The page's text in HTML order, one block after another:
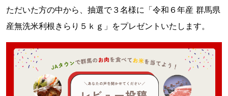
ただいた方の中から、抽選で３名様に「令和６年産 群馬県
産無洗米利根きらり５ｋｇ」をプレゼントいたします。